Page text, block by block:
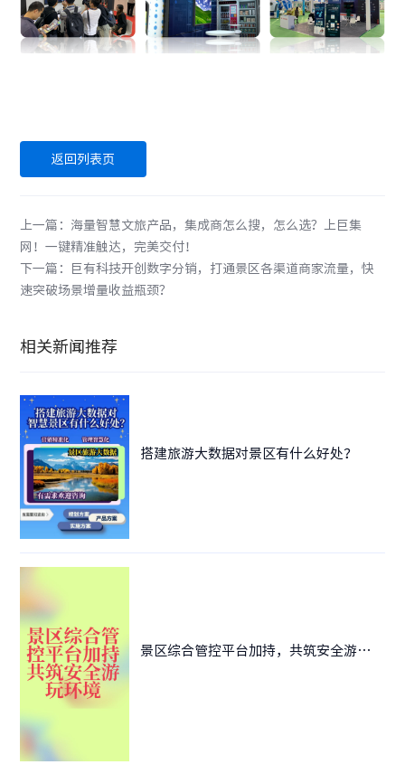
返回列表页
上一篇：海量智慧文旅产品，集成商怎么搜，怎么选？上巨集
网！一键精准触达，完美交付！
下一篇：巨有科技开创数字分销，打通景区各渠道商家流量，快
速突破场景增量收益瓶颈？
相关新闻推荐
搭建旅游大数据对景区有什么好处？
景区综合管控平台加持，共筑安全游玩环境